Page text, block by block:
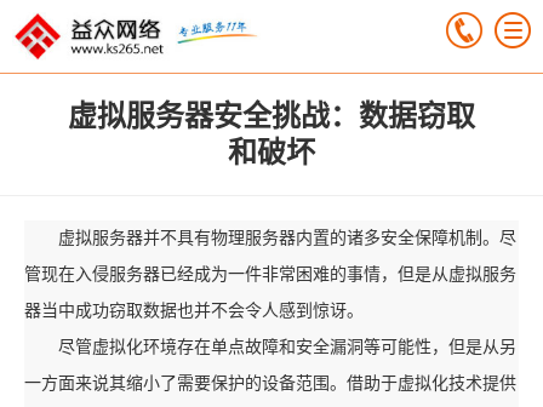
虚拟服务器安全挑战：数据窃取
和破坏
虚拟服务器并不具有物理服务器内置的诸多安全保障机制。尽
管现在入侵服务器已经成为一件非常困难的事情，但是从虚拟服务
器当中成功窃取数据也并不会令人感到惊讶。
尽管虚拟化环境存在单点故障和安全漏洞等可能性，但是从另
一方面来说其缩小了需要保护的设备范围。借助于虚拟化技术提供